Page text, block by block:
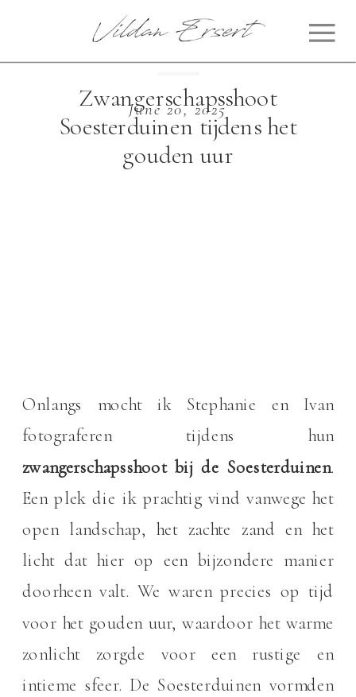
Zwangerschapsshoot
Soesterduinen tijdens het
gouden uur
June 20, 2025
Onlangs mocht ik Stephanie en Ivan
fotograferen tijdens hun
zwangerschapsshoot bij de Soesterduinen.
Een plek die ik prachtig vind vanwege het
open landschap, het zachte zand en het
licht dat hier op een bijzondere manier
doorheen valt. We waren precies op tijd
voor het gouden uur, waardoor het warme
zonlicht zorgde voor een rustige en
intieme sfeer. De Soesterduinen vormden